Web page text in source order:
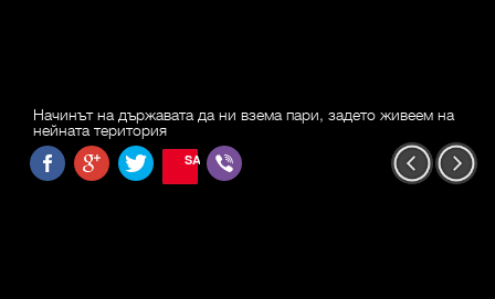
Начинът на държавата да ни взема пари, задето живеем на
нейната територия
SAVE